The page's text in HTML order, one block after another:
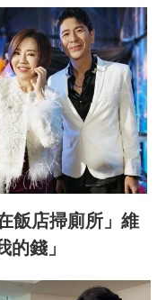
飯店掃廁所」維
錢」